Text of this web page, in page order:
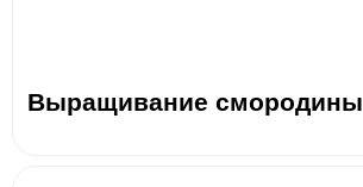
Выращивание смородины